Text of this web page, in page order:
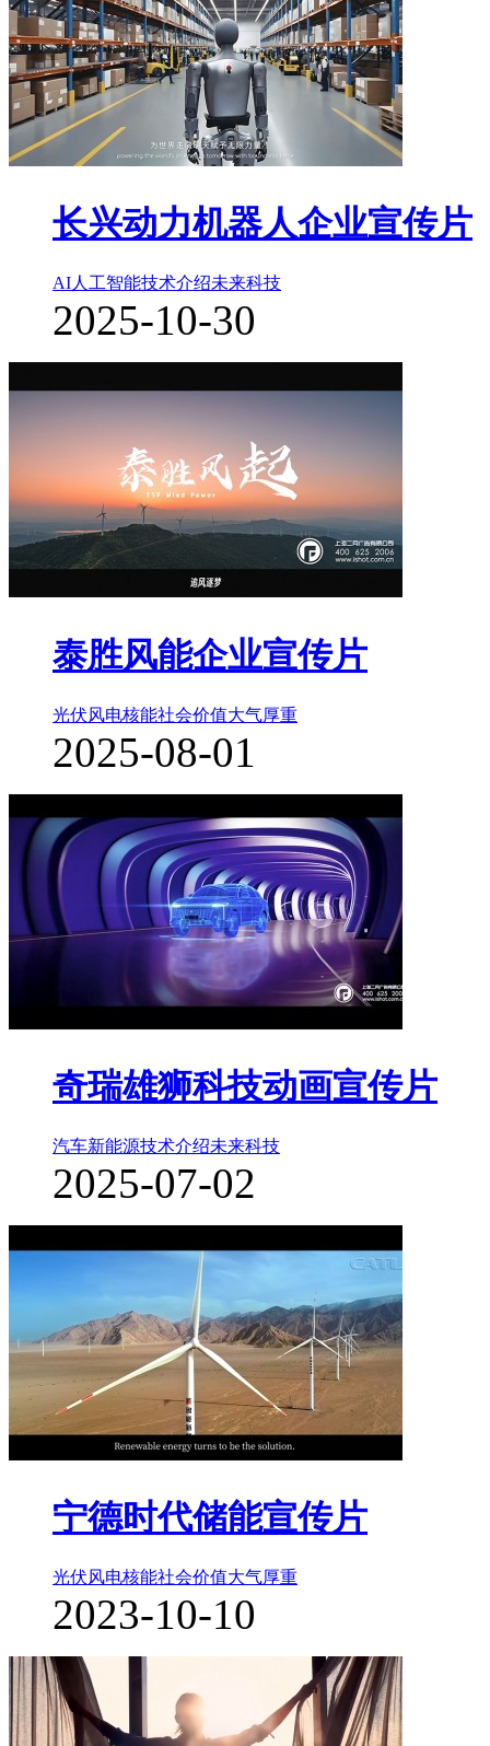
长兴动力机器人企业宣传片
AI人工智能技术介绍未来科技
2025-10-30
泰胜风能企业宣传片
光伏风电核能社会价值大气厚重
2025-08-01
奇瑞雄狮科技动画宣传片
汽车新能源技术介绍未来科技
2025-07-02
宁德时代储能宣传片
光伏风电核能社会价值大气厚重
2023-10-10